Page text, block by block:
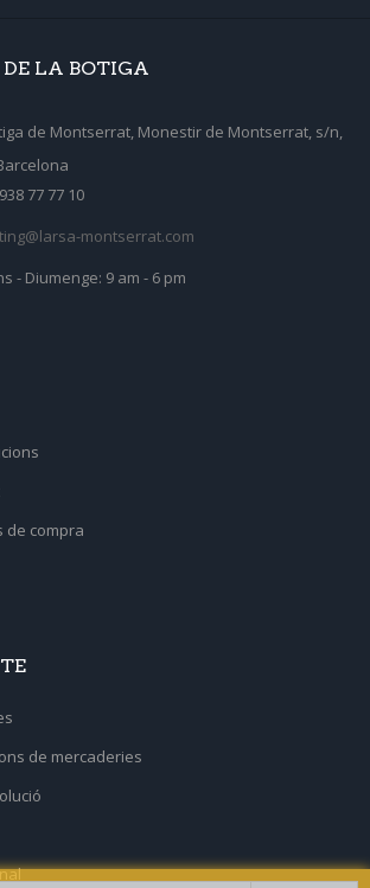
LA BOTIGA
de Montserrat, Monestir de Montserrat, s/n,
77 77 10
montserrat.com
- Diumenge: 9 am - 6 pm
de compra
de mercaderies